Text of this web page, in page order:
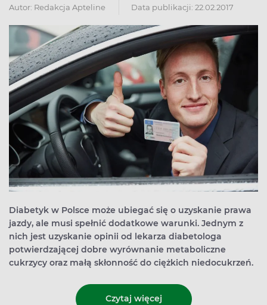
Autor: Redakcja Apteline Data publikacji: 22.02.2017
Diabetyk w Polsce może ubiegać się o uzyskanie prawa
jazdy, ale musi spełnić dodatkowe warunki. Jednym z
nich jest uzyskanie opinii od lekarza diabetologa
potwierdzającej dobre wyrównanie metaboliczne
cukrzycy oraz małą skłonność do ciężkich niedocukrzeń.
Czytaj więcej